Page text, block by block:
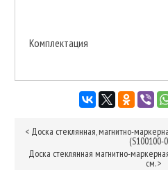
Комплектация
< Доска стеклянная, магнитно-
(S100100-
Доска стеклянная магнитно-
см.>